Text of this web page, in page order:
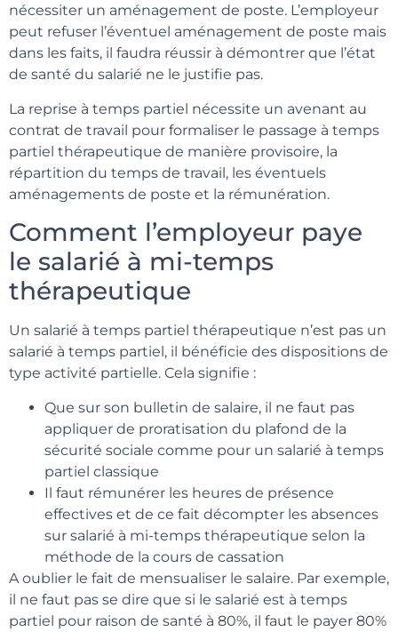
nécessiter un aménagement de poste. L’employeur
peut refuser l’éventuel aménagement de poste mais
dans les faits, il faudra réussir à démontrer que l’état
de santé du salarié ne le justifie pas.
La reprise à temps partiel nécessite un avenant au
contrat de travail pour formaliser le passage à temps
partiel thérapeutique de manière provisoire, la
répartition du temps de travail, les éventuels
aménagements de poste et la rémunération.
Comment l’employeur paye
le salarié à mi-temps
thérapeutique
Un salarié à temps partiel thérapeutique n’est pas un
salarié à temps partiel, il bénéficie des dispositions de
type activité partielle. Cela signifie :
Que sur son bulletin de salaire, il ne faut pas
appliquer de proratisation du plafond de la
sécurité sociale comme pour un salarié à temps
partiel classique
Il faut rémunérer les heures de présence
effectives et de ce fait décompter les absences
sur salarié à mi-temps thérapeutique selon la
méthode de la cours de cassation
A oublier le fait de mensualiser le salaire. Par exemple,
il ne faut pas se dire que si le salarié est à temps
partiel pour raison de santé à 80%, il faut le payer 80%